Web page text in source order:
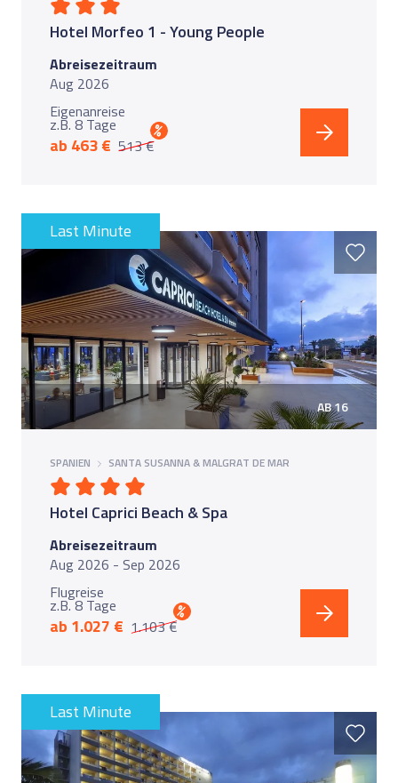
Hotel Morfeo 1 - Young People
Abreisezeitraum
Aug 2026
Eigenanreise
z.B. 8 Tage
ab 463 € 513 €
%
Last Minute
AB 16
SPANIEN SANTA SUSANNA & MALGRAT DE MAR
Hotel Caprici Beach & Spa
Abreisezeitraum
Aug 2026 - Sep 2026
Flugreise
z.B. 8 Tage
ab 1.027 € 1.103 €
%
Last Minute